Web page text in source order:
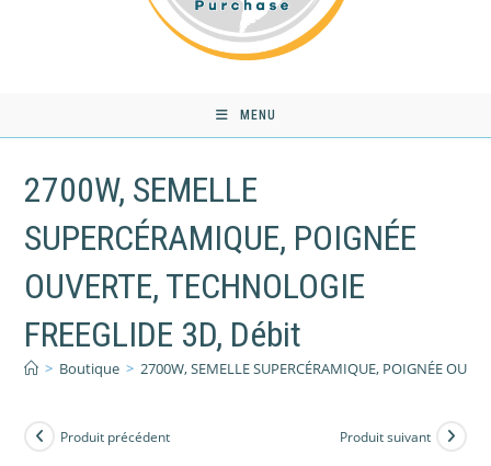
MENU
2700W, SEMELLE
SUPERCÉRAMIQUE, POIGNÉE
OUVERTE, TECHNOLOGIE
FREEGLIDE 3D, Débit
> Boutique > 2700W, SEMELLE SUPERCÉRAMIQUE, POIGNÉE
Produit précédent Produit suivant